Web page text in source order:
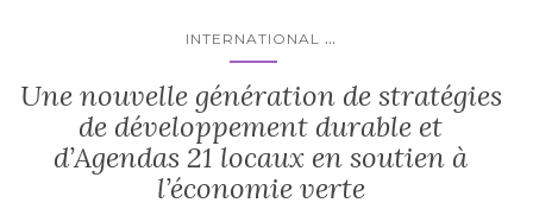
INTERNATIONAL ...
Une nouvelle génération de stratégies
de développement durable et
d’Agendas 21 locaux en soutien à
l’économie verte